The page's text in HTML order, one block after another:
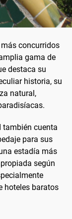
concurridos
gama de
destaca su
historia, su
natural,
también cuenta
para sus
estadía más
según
hoteles baratos